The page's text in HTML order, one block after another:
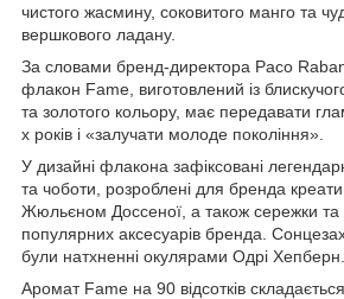
чистого жасмину, соковитого манго та
вершкового ладану.
За словами бренд-директора Paco
флакон Fame, виготовлений із
та золотого кольору, має передавати
х років і «залучати молоде покоління».
У дизайні флакона зафіксовані
та чоботи, розроблені для бренда
Жюльєном Доссеної, а також сережки та
популярних аксесуарів бренда.
були натхненні окулярами Одрі Хепберн.
Аромат Fame на 90 відсотків